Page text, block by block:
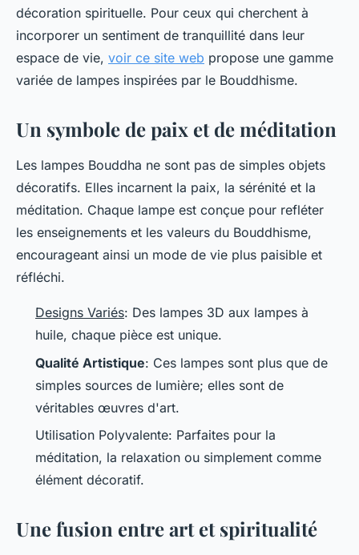
décoration spirituelle. Pour ceux qui cherchent à
incorporer un sentiment de tranquillité dans leur
espace de vie, voir ce site web propose une gamme
variée de lampes inspirées par le Bouddhisme.
Un symbole de paix et de méditation
Les lampes Bouddha ne sont pas de simples objets
décoratifs. Elles incarnent la paix, la sérénité et la
méditation. Chaque lampe est conçue pour refléter
les enseignements et les valeurs du Bouddhisme,
encourageant ainsi un mode de vie plus paisible et
réfléchi.
Designs Variés: Des lampes 3D aux lampes à
huile, chaque pièce est unique.
Qualité Artistique: Ces lampes sont plus que de
simples sources de lumière; elles sont de
véritables œuvres d'art.
Utilisation Polyvalente: Parfaites pour la
méditation, la relaxation ou simplement comme
élément décoratif.
Une fusion entre art et spiritualité